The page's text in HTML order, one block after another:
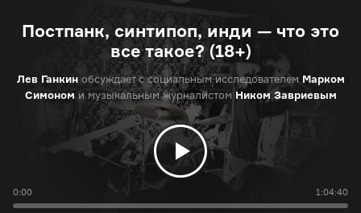
Постпанк, синтипоп, инди — что это
все такое? (18+)
Лев Ганкинобсуждает с социальным исследователем Марком
Симономи музыкальным журналистом Ником Завриевым
0:00 1:04:40